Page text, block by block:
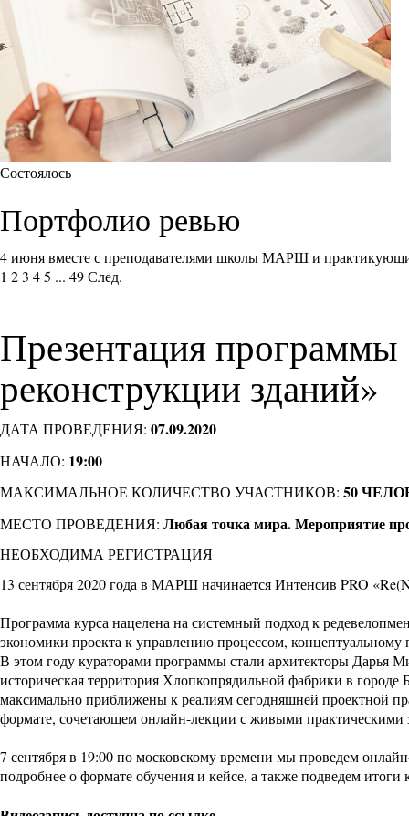
Состоялось
Портфолио ревью
4 июня вместе с преподавателями школы МАРШ и
1 23 45 ... 49След.
Презентация
реконструкции зданий»
ДАТА ПРОВЕДЕНИЯ: 07.09.2020
НАЧАЛО: 19:00
МАКСИМАЛЬНОЕ КОЛИЧЕСТВО УЧАСТНИКОВ: 50
МЕСТО ПРОВЕДЕНИЯ: Любая точка мира. Мероприятие
НЕОБХОДИМА РЕГИСТРАЦИЯ
13 сентября 2020 года в МАРШ начинаетсяИнтенсив PRO
Программа курса нацелена на системный подход к
экономики проекта к управлению процессом, концептуальному
В этом году кураторами программы стали архитекторы Дарья
историческая территория Хлопкопрядильной фабрики в
максимально приближены к реалиям сегодняшней проектной
формате, сочетающем онлайн-лекции с живыми
7 сентября в 19:00 по московскому времени мы проведем
подробнее о формате обучения и кейсе, а также подведем итоги